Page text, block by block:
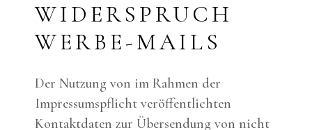
WIDERSPRUCH
WERBE-MAILS
Der Nutzung von im Rahmen der
Impressumspflicht veröffentlichten
Kontaktdaten zur Übersendung von nicht